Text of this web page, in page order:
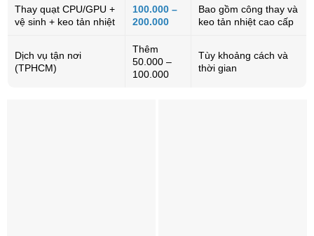
Thay quạt CPU/GPU +
vệ sinh + keo tản nhiệt
100.000 –
200.000
Bao gồm công thay và
keo tản nhiệt cao cấp
Dịch vụ tận nơi
(TPHCM)
Thêm
50.000 –
100.000
Tùy khoảng cách và
thời gian